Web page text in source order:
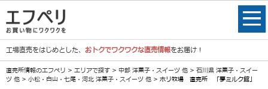
工場直売をはじめとした、 おトクでワクワクな直売情報をお届け！
直売所情報のエフペリ > エリアで探す > 中部 洋菓子・スイーツ 他 > 石川県 洋菓子・スイー
ツ 他 > 小松・白山・七尾・河北 洋菓子・スイーツ 他 > ホリ牧場 直売所 「夢ミルク館」